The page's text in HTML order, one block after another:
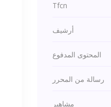
Tfcn
أرشيف
المحتوى المدفوع
رسالة من المحرر
مشاهير